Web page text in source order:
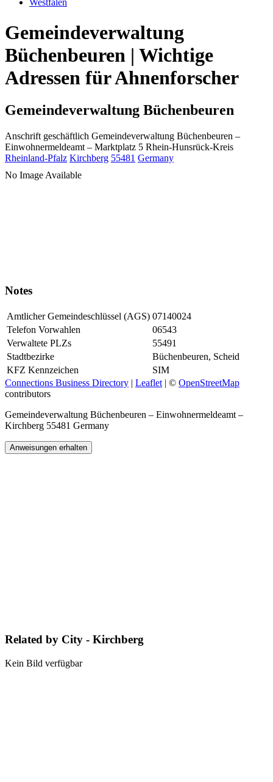
Westfalen
Gemeindeverwaltung
Büchenbeuren | Wichtige
Adressen für Ahnenforscher
Gemeindeverwaltung Büchenbeuren
Anschrift geschäftlich Gemeindeverwaltung Büchenbeuren –
Einwohnermeldeamt – Marktplatz 5 Rhein-Hunsrück-Kreis
Rheinland-Pfalz Kirchberg 55481 Germany
No Image Available
Notes
Amtlicher Gemeindeschlüssel (AGS) 07140024
Telefon Vorwahlen
06543
Verwaltete PLZs
55491
Stadtbezirke
Büchenbeuren, Scheid
KFZ Kennzeichen
SIM
Connections Business Directory | Leaflet | © OpenStreetMap
contributors
Gemeindeverwaltung Büchenbeuren – Einwohnermeldeamt –
Kirchberg 55481 Germany
Anweisungen erhalten
Related by City - Kirchberg
Kein Bild verfügbar